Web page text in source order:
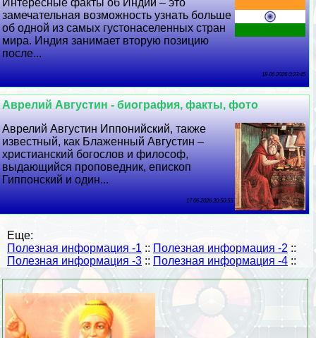
Интересные факты об Индии – это
замечательная возможность узнать больше
об одной из самых густонаселенных стран
мира. Индия занимает вторую позицию
после...
18 06 2026 0:23:45
Аврелий Августин - биография, факты, фото
Аврелий Августин Иппонийский, также
известный, как Блаженный Августин –
христианский богослов и философ,
выдающийся проповедник, епископ
Гиппонский и один...
17 06 2026 20:50:55
Еще:
Полезная информация -1 :: Полезная информация -2 ::
Полезная информация -3 :: Полезная информация -4 ::